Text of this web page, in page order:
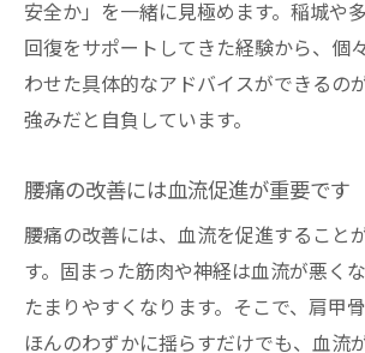
安全か」を一緒に見極めます。稲城や
回復をサポートしてきた経験から、個
わせた具体的なアドバイスができるの
強みだと自負しています。
腰痛の改善には血流促進が重要です
腰痛の改善には、血流を促進すること
す。固まった筋肉や神経は血流が悪く
たまりやすくなります。そこで、肩甲
ほんのわずかに揺らすだけでも、血流